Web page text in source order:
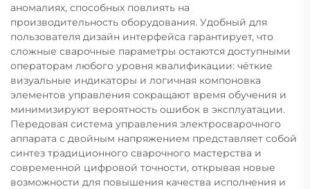
аномалиях, способных повлиять на
производительность оборудования. Удобный для
пользователя дизайн интерфейса гарантирует, что
сложные сварочные параметры остаются доступными
операторам любого уровня квалификации: чёткие
визуальные индикаторы и логичная компоновка
элементов управления сокращают время обучения и
минимизируют вероятность ошибок в эксплуатации.
Передовая система управления электросварочного
аппарата с двойным напряжением представляет собой
синтез традиционного сварочного мастерства и
современной цифровой точности, открывая новые
возможности для повышения качества исполнения и